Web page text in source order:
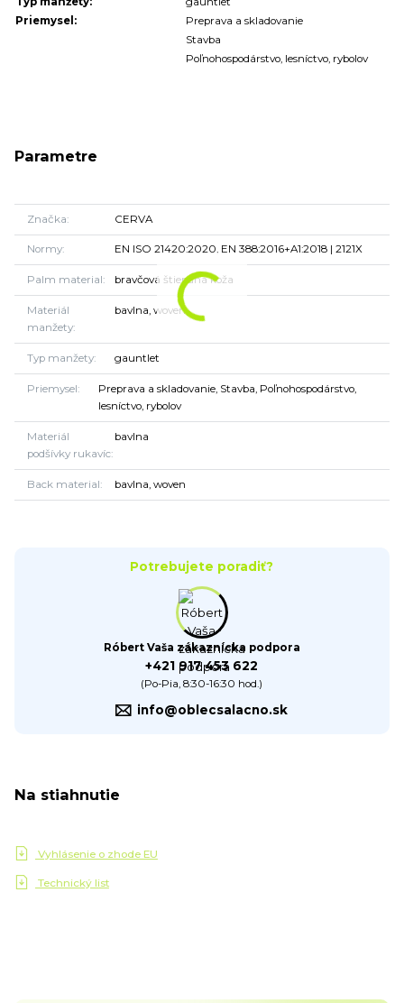
Priemysel:
Preprava a skladovanie
Stavba
Poľnohospodárstvo, lesníctvo, rybolov
Parametre
Značka CERVA
Normy EN ISO 21420:2020, EN 388:2016+A1:2018 | 2121X
Palm material bravčová štiepaná koža
Materiál
manžety
bavlna, woven
Typ manžety gauntlet
Priemysel
Preprava a skladovanie, Stavba, Poľnohospodárstvo,
lesníctvo, rybolov
Materiál
podšívky rukavíc
bavlna
Back material bavlna, woven
Potrebujete poradiť?
Róbert Vaša zákaznícka podpora
+421 917 453 622
(Po-Pia, 8:30-16:30 hod.)
info@oblecsalacno.sk
Na stiahnutie
Vyhlásenie o zhode EU
Technický list